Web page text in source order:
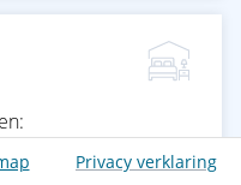
Privacy verklaring